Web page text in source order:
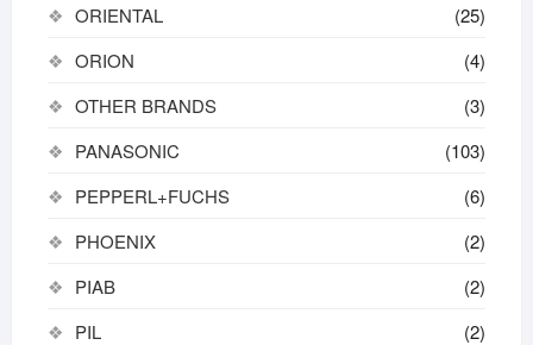
ORIENTAL
(25)
ORION
(4)
OTHER BRANDS
(3)
PANASONIC
(103)
PEPPERL+FUCHS
(6)
PHOENIX
(2)
PIAB
(2)
PIL
(2)